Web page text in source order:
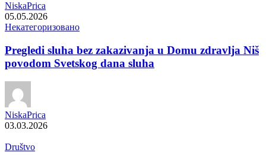
NiskaPrica
05.05.2026
Некатегоризовано
Pregledi sluha bez zakazivanja u Domu zdravlja Niš
povodom Svetskog dana sluha
NiskaPrica
03.03.2026
Društvo